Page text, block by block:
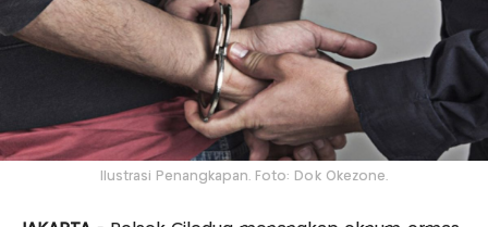
Ilustrasi Penangkapan. Foto: Dok Okezone.